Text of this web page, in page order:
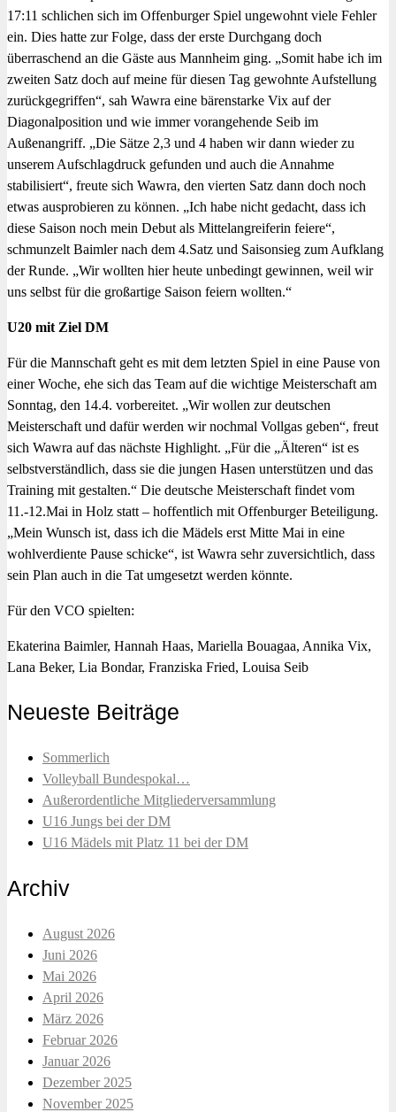
17:11 schlichen sich im Offenburger Spiel ungewohnt viele Fehler
ein. Dies hatte zur Folge, dass der erste Durchgang doch
überraschend an die Gäste aus Mannheim ging. „Somit habe ich im
zweiten Satz doch auf meine für diesen Tag gewohnte Aufstellung
zurückgegriffen“, sah Wawra eine bärenstarke Vix auf der
Diagonalposition und wie immer vorangehende Seib im
Außenangriff. „Die Sätze 2,3 und 4 haben wir dann wieder zu
unserem Aufschlagdruck gefunden und auch die Annahme
stabilisiert“, freute sich Wawra, den vierten Satz dann doch noch
etwas ausprobieren zu können. „Ich habe nicht gedacht, dass ich
diese Saison noch mein Debut als Mittelangreiferin feiere“,
schmunzelt Baimler nach dem 4.Satz und Saisonsieg zum Aufklang
der Runde. „Wir wollten hier heute unbedingt gewinnen, weil wir
uns selbst für die großartige Saison feiern wollten.“
U20 mit Ziel DM
Für die Mannschaft geht es mit dem letzten Spiel in eine Pause von
einer Woche, ehe sich das Team auf die wichtige Meisterschaft am
Sonntag, den 14.4. vorbereitet. „Wir wollen zur deutschen
Meisterschaft und dafür werden wir nochmal Vollgas geben“, freut
sich Wawra auf das nächste Highlight. „Für die „Älteren“ ist es
selbstverständlich, dass sie die jungen Hasen unterstützen und das
Training mit gestalten.“ Die deutsche Meisterschaft findet vom
11.-12.Mai in Holz statt – hoffentlich mit Offenburger Beteiligung.
„Mein Wunsch ist, dass ich die Mädels erst Mitte Mai in eine
wohlverdiente Pause schicke“, ist Wawra sehr zuversichtlich, dass
sein Plan auch in die Tat umgesetzt werden könnte.
Für den VCO spielten:
Ekaterina Baimler, Hannah Haas, Mariella Bouagaa, Annika Vix,
Lana Beker, Lia Bondar, Franziska Fried, Louisa Seib
Neueste Beiträge
Sommerlich
Volleyball Bundespokal…
Außerordentliche Mitgliederversammlung
U16 Jungs bei der DM
U16 Mädels mit Platz 11 bei der DM
Archiv
August 2026
Juni 2026
Mai 2026
April 2026
März 2026
Februar 2026
Januar 2026
Dezember 2025
November 2025